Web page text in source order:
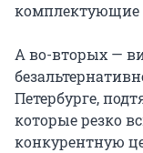
комплектующие
А во-вторых —
Петербурге,
которые резко
конкурентную